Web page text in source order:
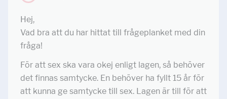
Hej,
Vad bra att du har hittat till frågeplanket med din
fråga!
För att sex ska vara okej enligt lagen, så behöver
det finnas samtycke. En behöver ha fyllt 15 år för
att kunna ge samtycke till sex. Lagen är till för att